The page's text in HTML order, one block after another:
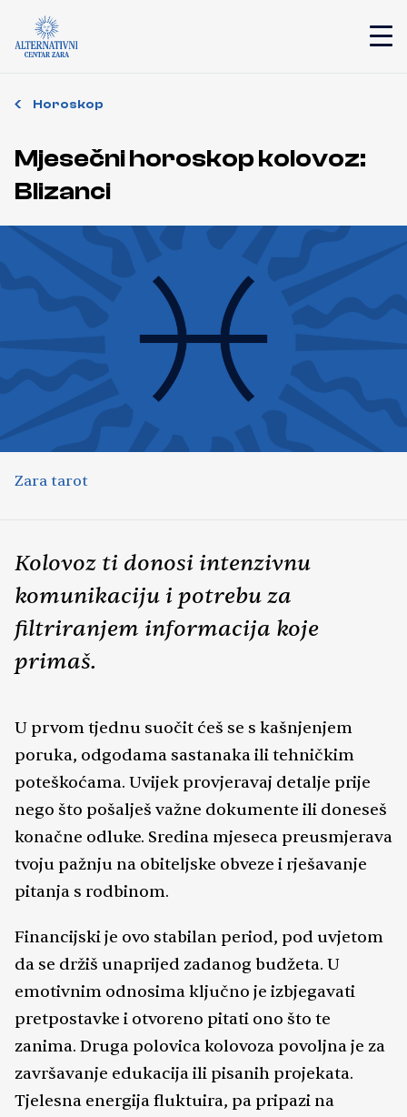
Horoskop
Mjesečni horoskop kolovoz:
Blizanci
Zara tarot
Kolovoz ti donosi intenzivnu
komunikaciju i potrebu za
filtriranjem informacija koje
primaš.
U prvom tjednu suočit ćeš se s kašnjenjem
poruka, odgodama sastanaka ili tehničkim
poteškoćama. Uvijek provjeravaj detalje prije
nego što pošalješ važne dokumente ili doneseš
konačne odluke. Sredina mjeseca preusmjerava
tvoju pažnju na obiteljske obveze i rješavanje
pitanja s rodbinom.
Financijski je ovo stabilan period, pod uvjetom
da se držiš unaprijed zadanog budžeta. U
emotivnim odnosima ključno je izbjegavati
pretpostavke i otvoreno pitati ono što te
zanima. Druga polovica kolovoza povoljna je za
završavanje edukacija ili pisanih projekata.
Tjelesna energija fluktuira, pa pripazi na